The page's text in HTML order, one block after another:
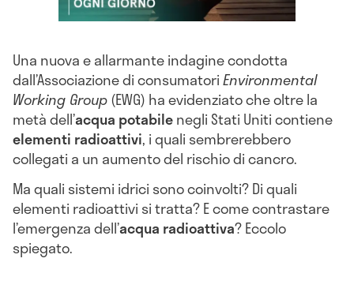
Una nuova e allarmante indagine condotta
dall’Associazione di consumatoriEnvironmental
Working Group(EWG) ha evidenziato che oltre la
metà dell’acqua potabilenegli Stati Uniti contiene
elementi radioattivi, i quali sembrerebbero
collegati a un aumento del rischio di cancro.
Ma quali sistemi idrici sono coinvolti? Di quali
elementi radioattivi si tratta? E come contrastare
l’emergenza dell’acqua radioattiva? Eccolo
spiegato.